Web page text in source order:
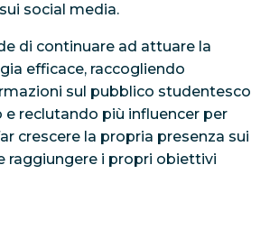
social media.
di continuare ad attuare la
efficace, raccogliendo
sul pubblico studentesco
e reclutando più influencer per
crescere la propria presenza sui
raggiungere i propri obiettivi